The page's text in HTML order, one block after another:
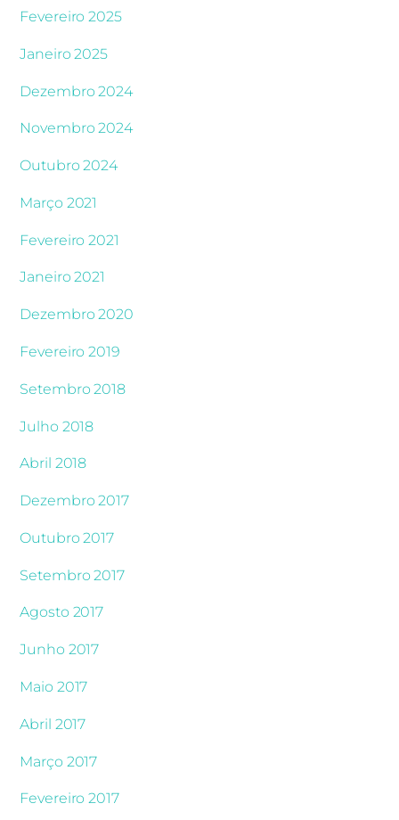
Fevereiro 2025
Janeiro 2025
Dezembro 2024
Novembro 2024
Outubro 2024
Março 2021
Fevereiro 2021
Janeiro 2021
Dezembro 2020
Fevereiro 2019
Setembro 2018
Julho 2018
Abril 2018
Dezembro 2017
Outubro 2017
Setembro 2017
Agosto 2017
Junho 2017
Maio 2017
Abril 2017
Março 2017
Fevereiro 2017